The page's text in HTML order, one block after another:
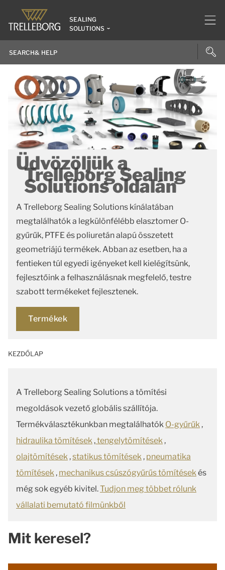
SEALING
SOLUTIONS
Üdvözöljük a
Trelleborg Sealing
Solutions oldalán
A Trelleborg Sealing Solutions kínálatában
megtalálhatók a legkülönfélébb elasztomer O-
gyűrűk, PTFE és poliuretán alapú összetett
geometriájú termékek. Abban az esetben, ha a
fentieken túl egyedi igényeket kell kielégítsünk,
fejlesztőink a felhasználásnak megfelelő, testre
szabott termékeket fejlesztenek.
Termékek
KEZDŐLAP
A Trelleborg Sealing Solutions a tömítési
megoldások vezető globális szállítója.
Termékválasztékunkban megtalálhatók O-gyűrűk ,
hidraulika tömítések ,tengelytömítések ,
olajtömítések ,statikus tömítések , pneumatika
tömítések , mechanikus csúszógyűrűs tömítésekés
még sok egyéb kivitel.Tudjon meg többet rólunk
vállalati bemutató filmünkből
Mit keresel?